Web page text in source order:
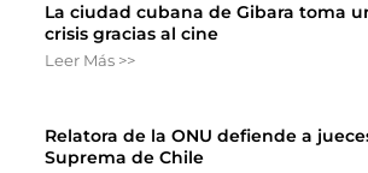
La ciudad cubana de Gibara toma
crisis gracias al cine
Leer Más >>
Relatora de la ONU defiende a
Suprema de Chile